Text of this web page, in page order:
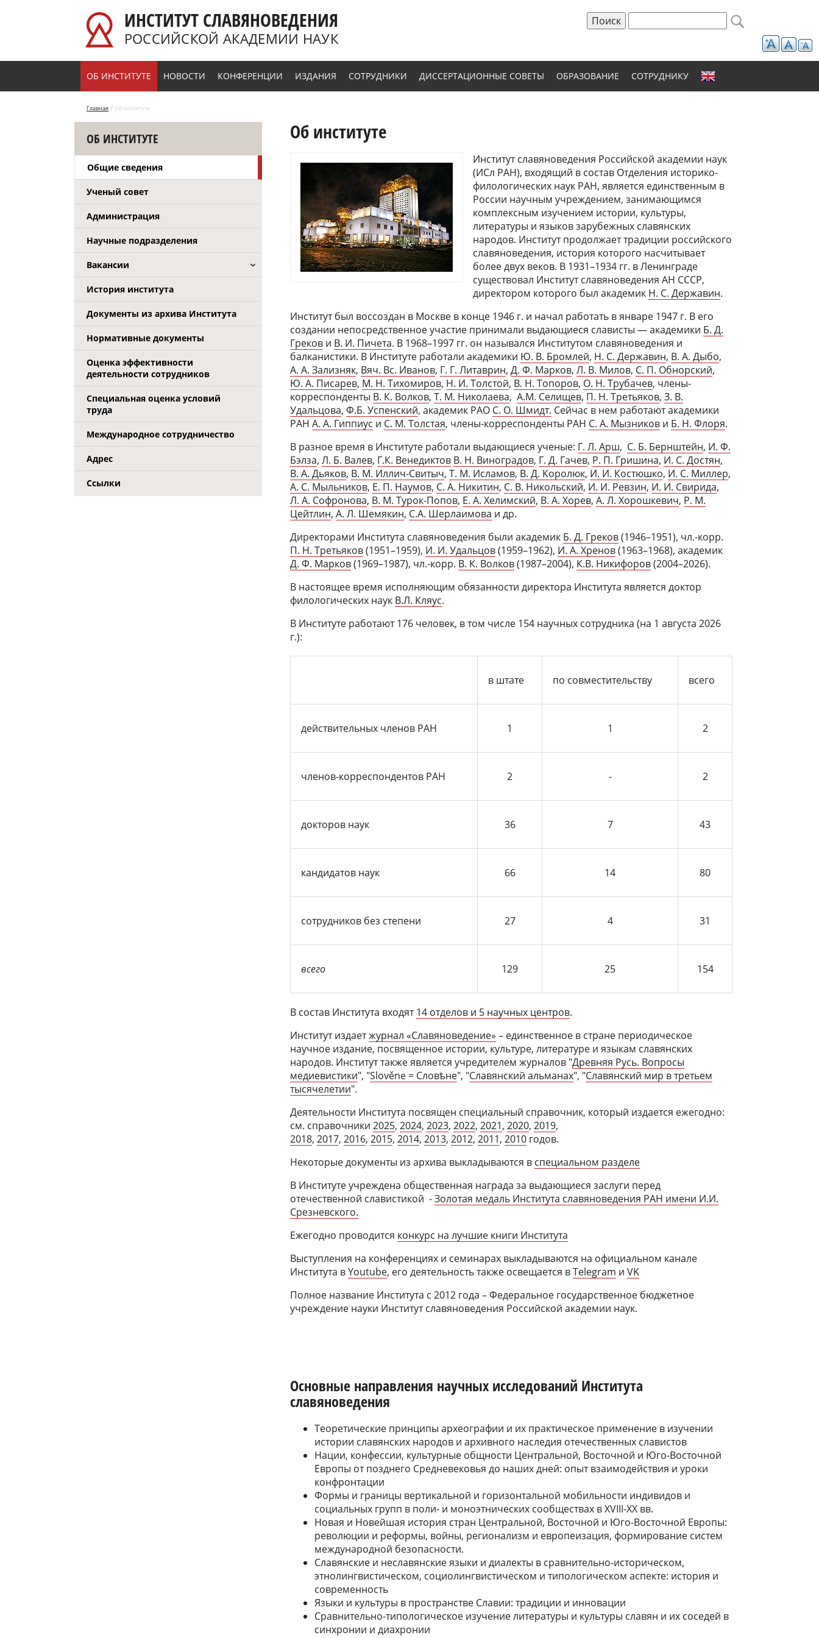
ИНСТИТУТ СЛАВЯНОВЕДЕНИЯ
РОССИЙСКОЙ АКАДЕМИИ НАУК Форма поиска
ОБ ИНСТИТУТЕ НОВОСТИ КОНФЕРЕНЦИИ ИЗДАНИЯ СОТРУДНИКИ ДИССЕРТАЦИОННЫЕ СОВЕТЫ ОБРАЗОВАНИЕ СОТРУДНИКУ
Главная / Об институте
ОБ ИНСТИТУТЕ
Общие сведения
Ученый совет
Администрация
Научные подразделения
Вакансии
История института
Документы из архива Института
Нормативные документы
Оценка эффективности
деятельности сотрудников
Специальная оценка условий
труда
Международное сотрудничество
Адрес
Ссылки
Об институте
Институт славяноведения Российской академии наук
(ИСл РАН), входящий в состав Отделения историко-
филологических наук РАН, является единственным в
России научным учреждением, занимающимся
комплексным изучением истории, культуры,
литературы и языков зарубежных славянских
народов. Институт продолжает традиции российского
славяноведения, история которого насчитывает
более двух веков. В 1931–1934 гг. в Ленинграде
существовал Институт славяноведения АН СССР,
директором которого был академик Н. С. Державин.
Институт был воссоздан в Москве в конце 1946 г. и начал работать в январе 1947 г. В его
создании непосредственное участие принимали выдающиеся слависты — академики Б. Д.
Греков и В. И. Пичета. В 1968–1997 гг. он назывался Институтом славяноведения и
балканистики. В Институте работали академики Ю. В. Бромлей, Н. С. Державин, В. А. Дыбо,
А. А. Зализняк, Вяч. Вс. Иванов, Г. Г. Литаврин, Д. Ф. Марков, Л. В. Милов, С. П. Обнорский,
Ю. А. Писарев, М. Н. Тихомиров, Н. И. Толстой, В. Н. Топоров, О. Н. Трубачев, члены-
корреспонденты В. К. Волков, Т. М. Николаева, А.М. Селищев, П. Н. Третьяков, З. В.
Удальцова, Ф.Б. Успенский, академик РАО С. О. Шмидт. Сейчас в нем работают академики
РАН А. А. Гиппиус и С. М. Толстая, члены-корреспонденты РАН С. А. Мызников и Б. Н. Флоря.
В разное время в Институте работали выдающиеся ученые: Г. Л. Арш, С. Б. Бернштейн, И. Ф.
Бэлза, Л. Б. Валев, Г.К. Венедиктов В. Н. Виноградов, Г. Д. Гачев, Р. П. Гришина, И. С. Достян,
В. А. Дьяков, В. М. Иллич-Свитыч, Т. М. Исламов, В. Д. Королюк, И. И. Костюшко, И. С. Миллер,
А. С. Мыльников, Е. П. Наумов, С. А. Никитин, С. В. Никольский, И. И. Ревзин, И. И. Свирида,
Л. А. Софронова, В. М. Турок-Попов, Е. А. Хелимский, В. А. Хорев, А. Л. Хорошкевич, Р. М.
Цейтлин, А. Л. Шемякин, С.А. Шерлаимова и др.
Директорами Института славяноведения были академик Б. Д. Греков(1946–1951), чл.-корр.
П. Н. Третьяков(1951–1959), И. И. Удальцов(1959–1962), И. А. Хренов(1963–1968), академик
Д. Ф. Марков(1969–1987), чл.-корр. В. К. Волков(1987–2004), К.В. Никифоров(2004–2026).
В настоящее время исполняющим обязанности директора Института является доктор
филологических наук В.Л. Кляус.
В Институте работают 176 человек, в том числе 154 научных сотрудника (на 1 августа 2026
г.):
в штате по совместительству всего
действительных членов РАН 1 1 2
членов-корреспондентов РАН 2 - 2
докторов наук 36 7 43
кандидатов наук 66 14 80
сотрудников без степени 27 4 31
всего 129 25 154
В состав Института входят14 отделов и 5 научных центров.
Институт издаетжурнал «Славяноведение» – единственное в стране периодическое
научное издание, посвященное истории, культуре, литературе и языкам славянских
народов. Институт также является учредителем журналов "Древняя Русь. Вопросы
медиевистики", "Slověne = Словѣне", "Славянский альманах", "Славянский мир в третьем
тысячелетии".
Деятельности Института посвящен специальный справочник, который издается ежегодно:
см. справочники 2025, 2024, 2023, 2022, 2021, 2020, 2019,
2018, 2017, 2016, 2015, 2014, 2013, 2012, 2011, 2010 годов.
Некоторые документы из архива выкладываются в специальном разделе
В Институте учреждена общественная награда за выдающиеся заслуги перед
отечественной славистикой -Золотая медаль Института славяноведения РАН имени И.И.
Срезневского.
Ежегодно проводится конкурс на лучшие книги Института
Выступления на конференциях и семинарах выкладываются на официальном канале
Института вYoutube, его деятельность также освещается вTelegram и VK
Полное название Института с 2012 года – Федеральное государственное бюджетное
учреждение науки Институт славяноведения Российской академии наук.
Основные направления научных исследований Института
славяноведения
Теоретические принципы археографии и их практическое применение в изучении
истории славянских народов и архивного наследия отечественных славистов
Нации, конфессии, культурные общности Центральной, Восточной и Юго-Восточной
Европы от позднего Средневековья до наших дней: опыт взаимодействия и уроки
конфронтации
Формы и границы вертикальной и горизонтальной мобильности индивидов и
социальных групп в поли- и моноэтнических сообществах в XVIII-XX вв.
Новая и Новейшая история стран Центральной, Восточной и Юго-Восточной Европы:
революции и реформы, войны, регионализм и европеизация, формирование систем
международной безопасности.
Славянские и неславянские языки и диалекты в сравнительно-историческом,
этнолингвистическом, социолингвистическом и типологическом аспекте: история и
современность
Языки и культуры в пространстве Славии: традиции и инновации
Сравнительно-типологическое изучение литературы и культуры славян и их соседей в
синхронии и диахронии